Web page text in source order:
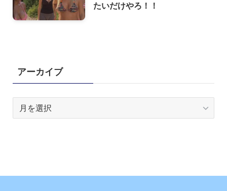
たいだけやろ！！
アーカイブ